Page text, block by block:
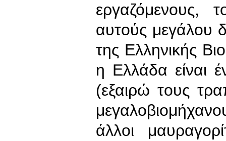
εργαζόμενους,
αυτούς μεγάλου
της Ελληνικής
η Ελλάδα είναι
(εξαιρώ τους
άλλοι